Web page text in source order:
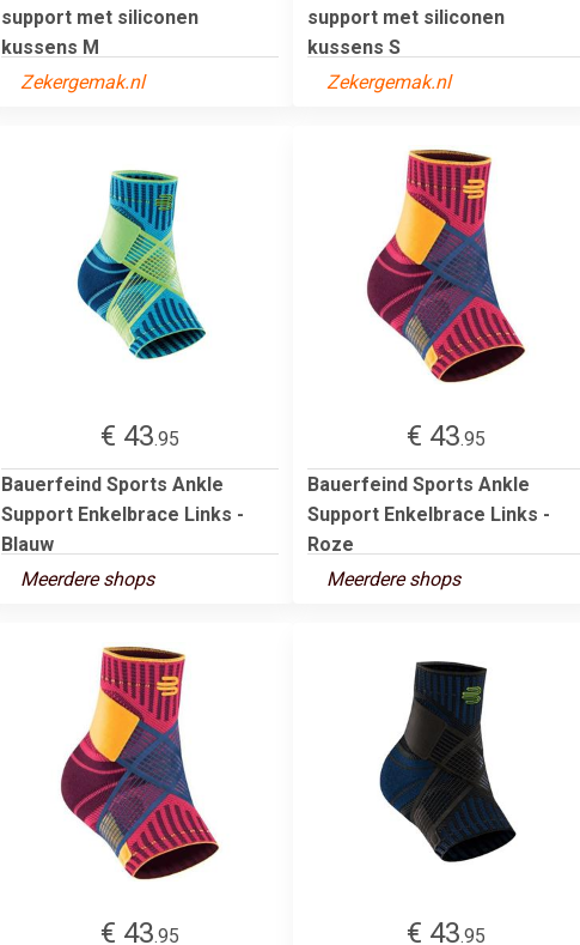
support met siliconen
kussens M
Zekergemak.nl
support met siliconen
kussens S
Zekergemak.nl
€ 43.95
Bauerfeind Sports Ankle
Support Enkelbrace Links -
Blauw
Meerdere shops
€ 43.95
Bauerfeind Sports Ankle
Support Enkelbrace Links -
Roze
Meerdere shops
€ 43.95 € 43.95